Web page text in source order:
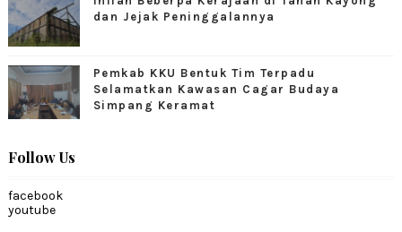
dan Jejak Peninggalannya
Pemkab KKU Bentuk Tim Terpadu
Selamatkan Kawasan Cagar Budaya
Simpang Keramat
Follow Us
facebook
youtube